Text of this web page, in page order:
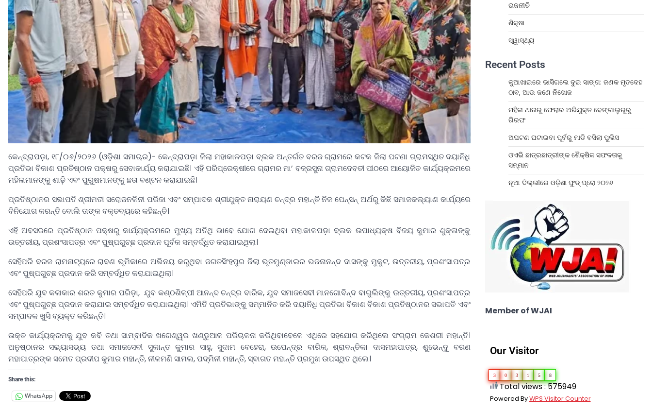
କେନ୍ଦ୍ରାପଡ଼ା, ୧୮/୦୬/୨୦୨୬ (ଓଡ଼ିଶା ସମାଚାର)- କେନ୍ଦ୍ରାପଡ଼ା ଜିଲା ମହାକାଳପଡ଼ା ବ୍ଲକ ଅନ୍ତର୍ଗତ ବରଜ ଗ୍ରାମରେ କଟକ ଜିଲା ପଟଣା ଗ୍ରାମସ୍ଥିତ ଦୟାନିଧି
ପ୍ରତିଭା ବିକାଶ ପ୍ରତିଷ୍ଠାନ ପକ୍ଷରୁ ସେବାକାର୍ଯ୍ୟ କରାଯାଇଛି। ଏହି ପରିପ୍ରେକ୍ଷୀରେ ଗ୍ରାମର ମା’ ବଜ୍ରସୁନା ଗ୍ରାମଦେବତୀ ପୀଠରେ ଆୟୋଜିତ କାର୍ଯ୍ୟକ୍ରମରେ
ମହିଳାମାନଙ୍କୁ ଶାଢ଼ି ଏବଂ ପୁରୁଷମାନଙ୍କୁ ଛତା ବଣ୍ଟନ କରାଯାଇଛି।
ପ୍ରତିଷ୍ଠାନର ସଭାପତି ଶ୍ରୀମତୀ ସରୋଜନଳିନୀ ପରିଜା ଏବଂ ସମ୍ପାଦକ ଶ୍ରୀଯୁକ୍ତ ନାରାୟଣ ଚନ୍ଦ୍ର ମହାନ୍ତି ନିଜ ପେନ୍‌ସନ୍‌ ଅର୍ଥରୁ କିଛି ସମାଜକଲ୍ୟାଣ କାର୍ଯ୍ୟରେ
ବିନିଯୋଗ କରନ୍ତି ବୋଲି ତାଙ୍କ ବକ୍ତବ୍ୟରେ କହିଛନ୍ତି।
ଏହି ଅବସରରେ ପ୍ରତିଷ୍ଠାନ ପକ୍ଷରୁ କାର୍ଯ୍ୟକ୍ରମରେ ମୁଖ୍ୟ ଅତିଥି ଭାବେ ଯୋଗ ଦେଇଥିବା ମହାକାଳପଡ଼ା ବ୍ଲକ ଉପାଧ୍ୟକ୍ଷ ବିଜୟ କୁମାର ଶୁକ୍ଳାଙ୍କୁ
ଉତ୍ତରୀୟ, ପ୍ରଶଂସାପତ୍ର ଏବଂ ପୁଷ୍ପଗୁଚ୍ଛ ପ୍ରଦାନ ପୂର୍ବକ ସମ୍ବର୍ଦ୍ଧିତ କରାଯାଇଥିଲା।
ସେହିପରି ବରଜ ରାମନାଟ୍ୟରେ ରାବଣ ଭୂମିକାରେ ଅଭିନୟ କରୁଥିବା ଜଗତସିଂହପୁର ଜିଲା ଭୂତମୁଣ୍ଡାଇର ଭଜନାନନ୍ଦ ଦାସଙ୍କୁ ମୁକୁଟ, ଉତ୍ତରୀୟ, ପ୍ରଶଂସାପତ୍ର
ଏବଂ ପୁଷ୍ପଗୁଚ୍ଛ ପ୍ରଦାନ କରି ସମ୍ବର୍ଦ୍ଧିତ କରାଯାଇଥିଲା।
ସେହିପରି ଯୁବ କଳାକାର ଶରତ କୁମାର ପରିଡ଼ା, ଯୁବ କଣ୍ଠଶିଳ୍ପୀ ଆନନ୍ଦ ଚନ୍ଦ୍ର ବାରିକ, ଯୁବ ସମାଜସେବୀ ମାନଗୋବିନ୍ଦ ବାଗୁଲିଙ୍କୁ ଉତ୍ତରୀୟ, ପ୍ରଶଂସାପତ୍ର
ଏବଂ ପୁଷ୍ପଗୁଚ୍ଛ ପ୍ରଦାନ କରାଯାଇ ସମ୍ବର୍ଦ୍ଧିତ କରାଯାଇଥିଲା। ଏମିତି ପ୍ରତିଭାଙ୍କୁ ସମ୍ମାନିତ କରି ଦୟାନିଧି ପ୍ରତିଭା ବିକାଶ ବିକାଶ ପ୍ରତିଷ୍ଠାନର ସଭାପତି ଏବଂ
ସମ୍ପାଦକ ଖୁସି ବ୍ୟକ୍ତ କରିଛନ୍ତି।
ଉକ୍ତ କାର୍ଯ୍ୟକ୍ରମକୁ ଯୁବ କବି ତଥା ସାମ୍ବାଦିକ ଖଗେଶ୍ୱର ଖଣ୍ଡୁଆଳ ପରିଚାଳନା କରିଥିବାବେଳେ ଏଥିରେ ସହଯୋଗ କରିଥିଲେ ସଂଗ୍ରାମ କେଶରୀ ମହାନ୍ତି।
ଅନୁଷ୍ଠାନର ସଭ୍ୟାସଭ୍ୟ ତଥା ସମାଜସେବୀ ସୁକାନ୍ତ କୁମାର ସାହୁ, ସୁଦାମ ବେହେରା, ଉପେନ୍ଦ୍ର ବାରିକ, ଶ୍ରାବନ୍ତିକା ଦାସମହାପାତ୍ର, ଶୁଭେନ୍ଦୁ ବରଣ
ମହାପାତ୍ରଙ୍କ ସମେତ ପ୍ରଦୀପ କୁମାର ମହାନ୍ତି, ନୀଳମଣି ସାମଲ, ପଦ୍ମିନୀ ମହାନ୍ତି, ସ୍ବାଗତ ମହାନ୍ତି ପ୍ରମୁଖ ଉପସ୍ଥିତ ଥିଲେ।
Share this:
WhatsApp
ରାଜନୀତି
ଶିକ୍ଷା
ସ୍ୱାସ୍ଥ୍ୟ
Recent Posts
କୁଆଖାଇରେ ଭାସିଗଲେ ଦୁଇ ସାଙ୍ଗ: ଜଣକ ମୃତଦେହ
ଠାବ, ଆଉ ଜଣେ ନିଖୋଜ
ମହିଳା ଥାନାରୁ ଫେରାର ଅଭିଯୁକ୍ତ ବେଙ୍ଗାଲୁରୁରୁ
ଗିରଫ
ଅଘଟଣ ଘଟାଇବା ପୂର୍ବରୁ ମାଡି ବସିଲା ପୁଲିସ
ଓଏଭି ଛାତ୍ରଛାତ୍ରୀଙ୍କ ଶୈକ୍ଷିକ ସଫଳତାକୁ
ସମ୍ମାନ
ନୂଆ ଦିଲ୍ଲୀରେ ଓଡ଼ିଶା ଫୁଡ୍ ପ୍ରୋ ୨୦୨୬
Member of WJAI
Our Visitor
3 0 3 1 5 8
Total views : 575949
Powered ByWPS Visitor Counter